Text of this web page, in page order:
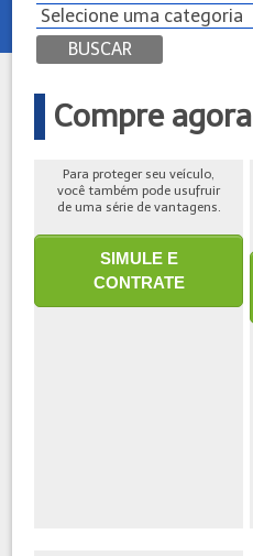
BUSCAR
Compre agora
Para proteger seu veículo,
você também pode usufruir
de uma série de vantagens.
SIMULE E
CONTRATE